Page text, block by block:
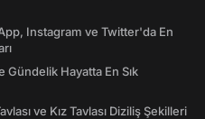
Instagram ve Twitter'da En
Gündelik Hayatta En Sık
ve Kız Tavlası Diziliş Şekilleri